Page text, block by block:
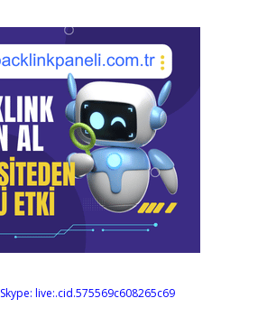
Skype: live:.cid.575569c608265c69